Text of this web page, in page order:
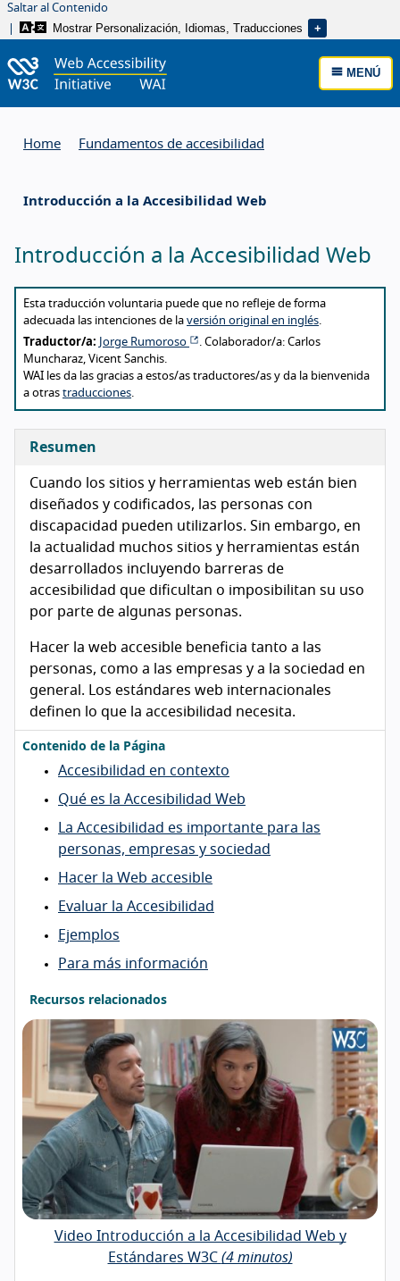
Saltar al Contenido
Mostrar Personalización, Idiomas, Traducciones
MENÚ
Home Fundamentos de accesibilidad
Introducción a la Accesibilidad Web
Introducción a la Accesibilidad Web
About this translation
Esta traducción voluntaria puede que no refleje de forma
adecuada las intenciones de la versión original en inglés.
Traductor/a:
Jorge Rumoroso
. Colaborador/a: Carlos
Muncharaz, Vicent Sanchis.
WAI les da las gracias a estos/as traductores/as y da la bienvenida
a otras traducciones.
Resumen
Cuando los sitios y herramientas web están bien
diseñados y codificados, las personas con
discapacidad pueden utilizarlos. Sin embargo, en
la actualidad muchos sitios y herramientas están
desarrollados incluyendo barreras de
accesibilidad que dificultan o imposibilitan su uso
por parte de algunas personas.
Hacer la web accesible beneficia tanto a las
personas, como a las empresas y a la sociedad en
general. Los estándares web internacionales
definen lo que la accesibilidad necesita.
Contenido de la Página
Accesibilidad en contexto
Qué es la Accesibilidad Web
La Accesibilidad es importante para las
personas, empresas y sociedad
Hacer la Web accesible
Evaluar la Accesibilidad
Ejemplos
Para más información
Recursos relacionados
Video Introducción a la Accesibilidad Web y
Estándares W3C (4 minutos)